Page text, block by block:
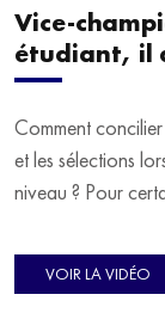
Vice-
étudiant, il
Comment
et les sélections
niveau ? Pour
d'Europe de
avant de trouver
VOIR LA VIDÉO